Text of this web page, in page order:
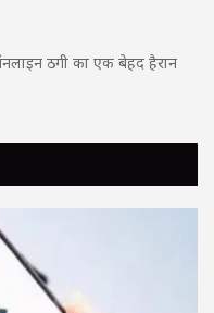
ठगी का एक बेहद हैरान